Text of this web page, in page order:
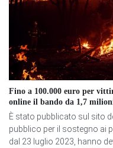
Fino a 100.000 euro per
online il bando da 1,7
È stato pubblicato sul sito
pubblico per il sostegno ai
dal 23 luglio 2023, hanno